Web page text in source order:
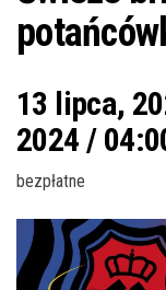
13 lipca,
2024 /
bezpłatne